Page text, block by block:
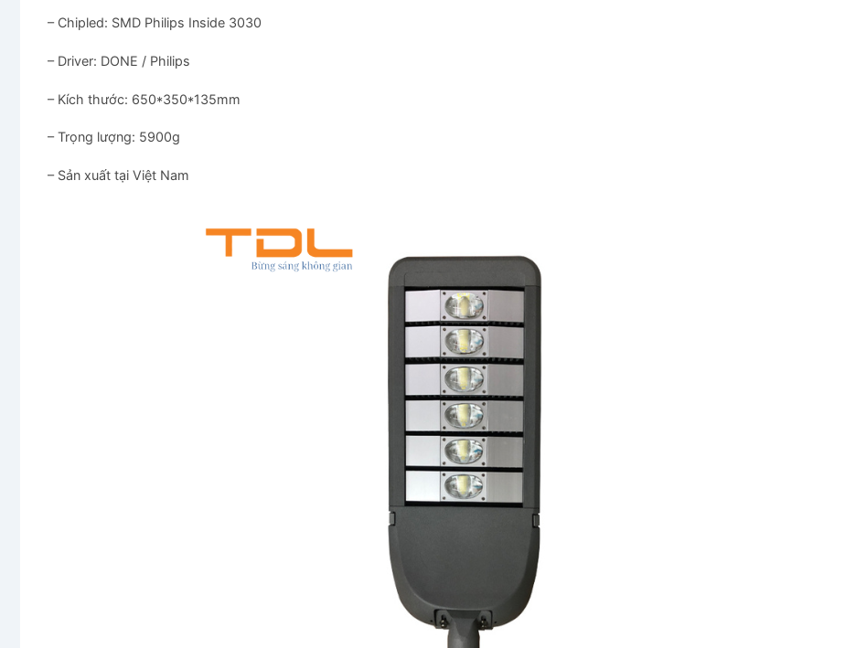
– Chipled: SMD Philips Inside 3030
– Driver: DONE / Philips
– Kích thước: 650*350*135mm
– Trọng lượng: 5900g
– Sản xuất tại Việt Nam